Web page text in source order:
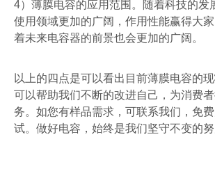
4）薄膜电容的应用范围。随着科技的发
使用领域更加的广阔，作用性能赢得大
着未来电容器的前景也会更加的广阔。
以上的四点是可以看出目前薄膜电容的
可以帮助我们不断的改进自己，为消费
务。如您有样品需求，可联系我们，免
试。做好电容，始终是我们坚守不变的努